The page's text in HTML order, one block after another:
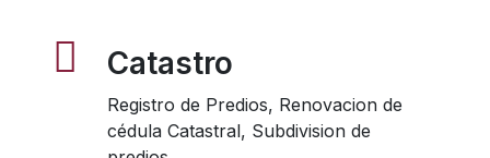
Catastro
Registro de Predios, Renovacion de
cédula Catastral, Subdivision de